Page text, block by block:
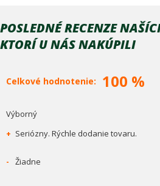
POSLEDNÉ RECENZE
KTORÍ U NÁS NAKÚPILI
Celkové hodnotenie: 100 %
Výborný
+ Seriózny. Rýchle dodanie tovaru.
- Žiadne